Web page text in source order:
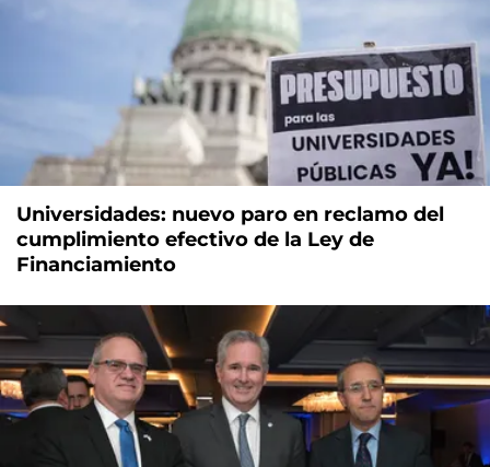
Universidades: nuevo paro en reclamo del
cumplimiento efectivo de la Ley de
Financiamiento